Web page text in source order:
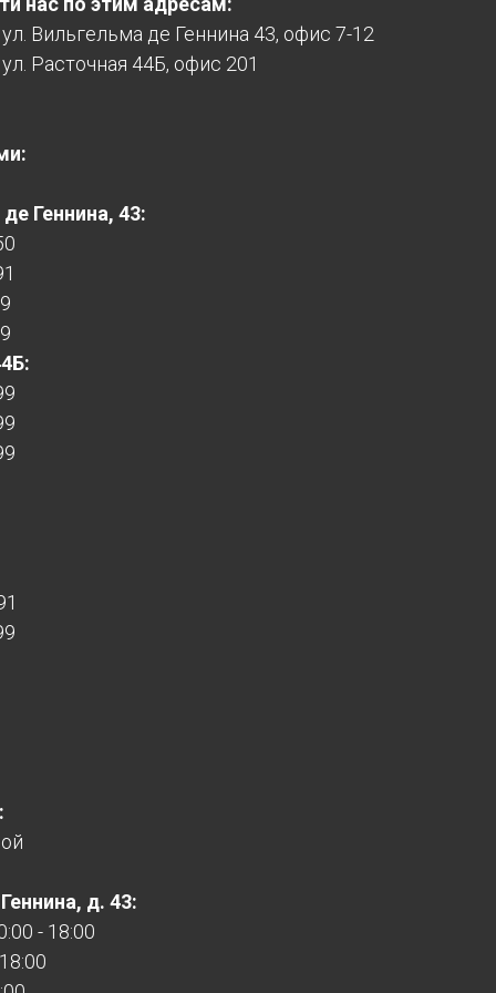
ул. Вильгельма де Геннина 43, офис 7-12
Расточная 44Б, офис 201
Геннина, 43:
д. 43:
- 18:00